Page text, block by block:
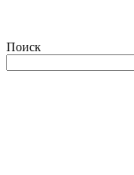
Поиск